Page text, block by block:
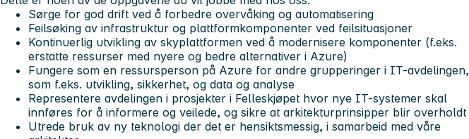
Sørge for god drift ved å forbedre overvåking og automatisering
Feilsøking av infrastruktur og plattformkomponenter ved feilsituasjoner
Kontinuerlig utvikling av skyplattformen ved å modernisere komponenter (f.eks.
erstatte ressurser med nyere og bedre alternativer i Azure)
Fungere som en ressursperson på Azure for andre grupperinger i IT-avdelingen,
som f.eks. utvikling, sikkerhet, og data og analyse
Representere avdelingen i prosjekter i Felleskjøpet hvor nye IT-systemer skal
innføres for å informere og veilede, og sikre at arkitekturprinsipper blir overholdt
Utrede bruk av ny teknologi der det er hensiktsmessig, i samarbeid med våre